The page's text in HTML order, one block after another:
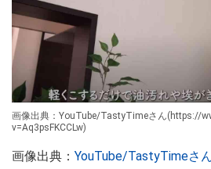
画像出典：YouTube/TastyTimeさん(https://
v=Aq3psFKCCLw)
画像出典： YouTube/TastyTimeさ